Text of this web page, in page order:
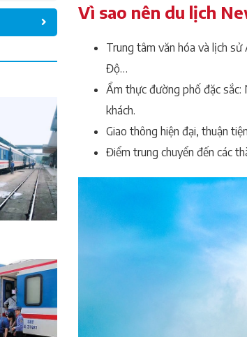
Vì sao nên du lịch
Trung tâm văn hóa và lịch
Độ…
Ẩm thực đường phố đặc sắc:
khách.
Giao thông hiện đại, thuận
Điểm trung chuyển đến các